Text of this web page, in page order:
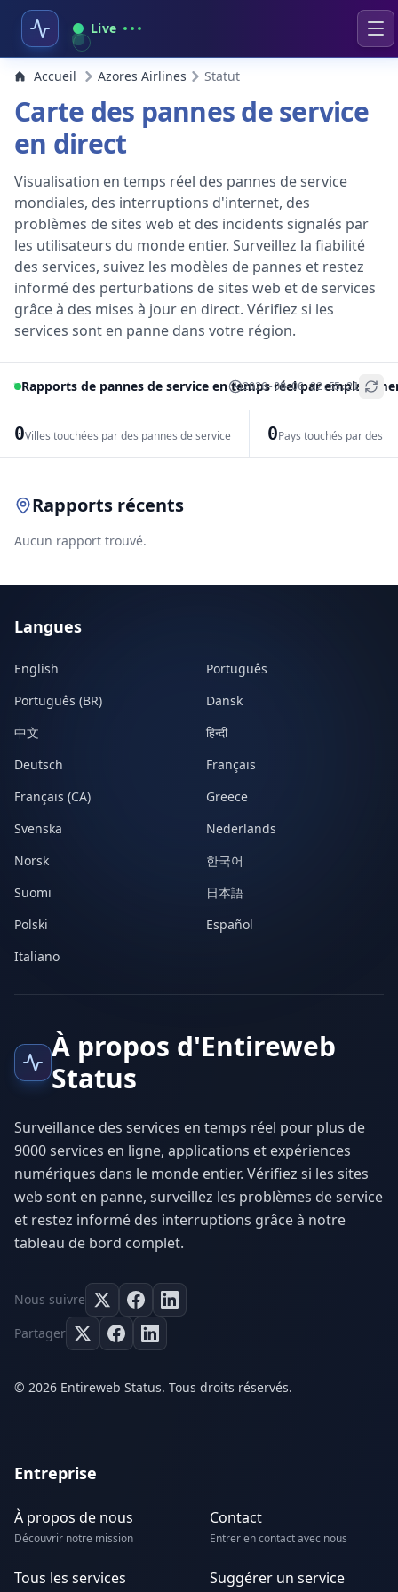
Live
Accueil Azores Airlines Statut
Carte des pannes de service
en direct
Visualisation en temps réel des pannes de service
mondiales, des interruptions d'internet, des
problèmes de sites web et des incidents signalés par
les utilisateurs du monde entier. Surveillez la fiabilité
des services, suivez les modèles de pannes et restez
informé des perturbations de sites web et de services
grâce à des mises à jour en direct. Vérifiez si les
services sont en panne dans votre région.
Rapports de pannes de service en temps réel par
2026-08-06 22:55:21
0Villes touchées par des pannes de service 0Pays touchés par des
+
Rapports récents
Aucun rapport trouvé.
Langues
English
Português
Português (BR)
Dansk
中文
हिन्दी
Deutsch
Français
Français (CA)
Greece
Svenska
Nederlands
Norsk
한국어
Suomi
日本語
Polski
Español
Italiano
À propos d'Entireweb
Status
Surveillance des services en temps réel pour plus de
9000 services en ligne, applications et expériences
numériques dans le monde entier. Vérifiez si les sites
web sont en panne, surveillez les problèmes de service
et restez informé des interruptions grâce à notre
tableau de bord complet.
Nous suivre
Partager
© 2026 Entireweb Status. Tous droits réservés.
Entreprise
À propos de nous
Découvrir notre mission
Contact
Entrer en contact avec nous
Tous les services Suggérer un service